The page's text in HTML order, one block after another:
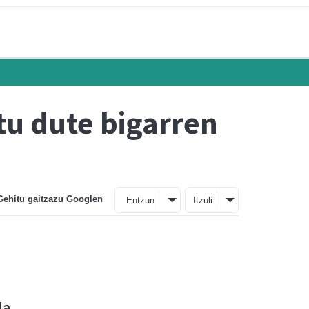
dute bigarren
gaitzazu Googlen Entzun Itzuli